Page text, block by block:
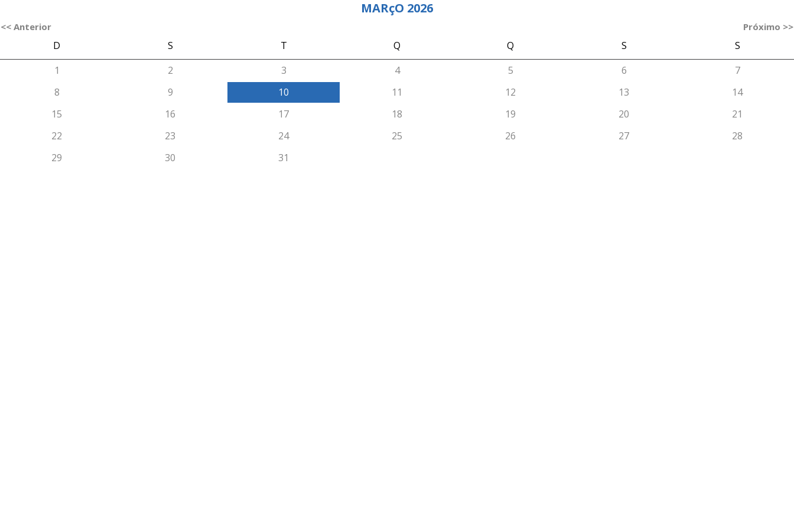
MARçO 2026
<< Anterior Próximo >>
D S T Q Q S
S
1
2 3 4 5 6
7
8
9 10 11 12 13
14
15
16 17 18 19 20
21
22
23 24 25 26 27
28
29
30 31